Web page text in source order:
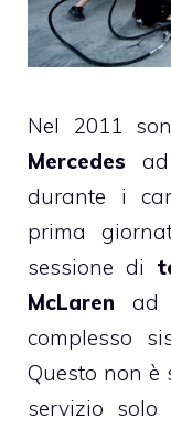
Nel 2011
Mercedes
durante i
prima
sessione di
McLaren ad
complesso
Questo non è
servizio solo